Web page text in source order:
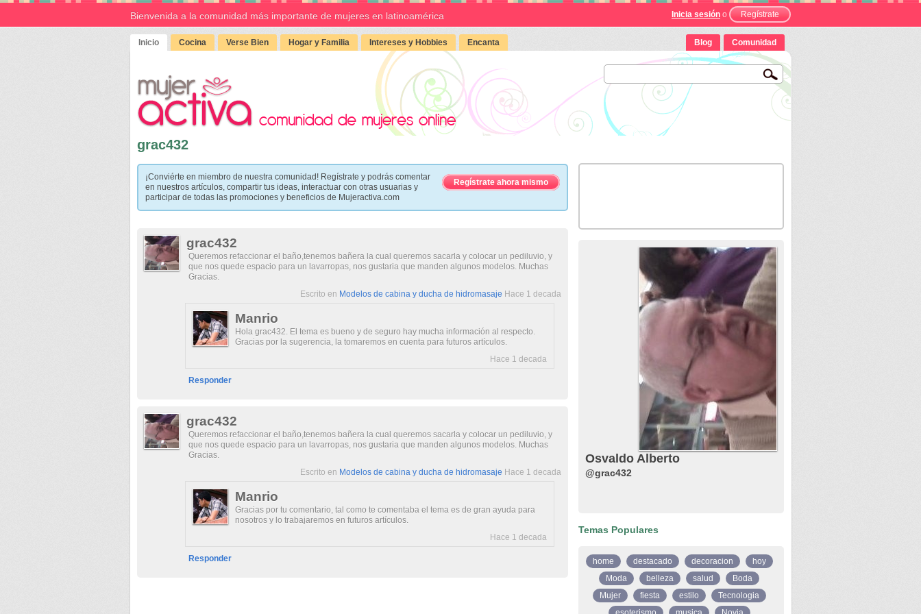
Bienvenida a la comunidad más importante de mujeres en latinoamérica Inicia sesión o Regístrate
Inicio Cocina Verse Bien Hogar y Familia Intereses y Hobbies Encanta Blog Comunidad
grac432
¡Conviérte en miembro de nuestra comunidad! Regístrate y podrás comentar
en nuestros artículos, compartir tus ideas, interactuar con otras usuarias y
participar de todas las promociones y beneficios de Mujeractiva.com
Regístrate ahora mismo
grac432
Queremos refaccionar el baño,tenemos bañera la cual queremos sacarla y colocar un pediluvio, y
que nos quede espacio para un lavarropas, nos gustaria que manden algunos modelos. Muchas
Gracias.
Escrito en Modelos de cabina y ducha de hidromasaje Hace 1 decada
Manrio
Hola grac432. El tema es bueno y de seguro hay mucha información al respecto.
Gracias por la sugerencia, la tomaremos en cuenta para futuros artículos.
Hace 1 decada
Responder
grac432
Queremos refaccionar el baño,tenemos bañera la cual queremos sacarla y colocar un pediluvio, y
que nos quede espacio para un lavarropas, nos gustaria que manden algunos modelos. Muchas
Gracias.
Escrito en Modelos de cabina y ducha de hidromasaje Hace 1 decada
Manrio
Gracias por tu comentario, tal como te comentaba el tema es de gran ayuda para
nosotros y lo trabajaremos en futuros artículos.
Hace 1 decada
Responder
Osvaldo Alberto
@grac432
Temas Populares
home destacado decoracion
hoy
Moda
belleza salud
Boda
Mujer
fiesta estilo
Tecnologia